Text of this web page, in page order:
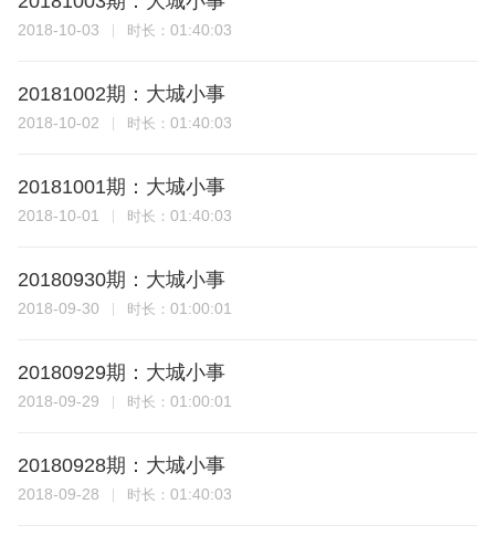
2018-10-03 时长： 01:40:03
20181002期：大城小事
2018-10-02 时长： 01:40:03
20181001期：大城小事
2018-10-01 时长： 01:40:03
20180930期：大城小事
2018-09-30 时长： 01:00:01
20180929期：大城小事
2018-09-29 时长： 01:00:01
20180928期：大城小事
2018-09-28 时长： 01:40:03